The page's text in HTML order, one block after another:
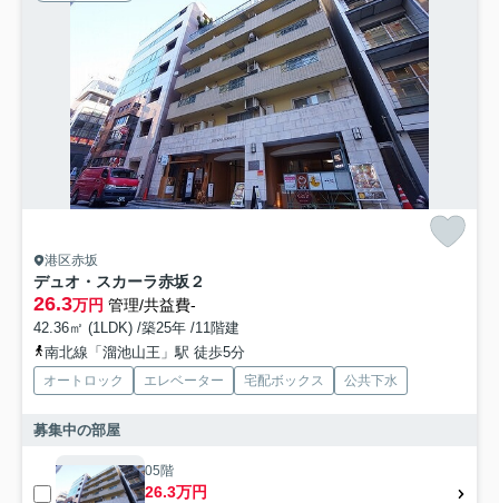
港区赤坂
デュオ・スカーラ赤坂２
26.3万円 管理/共益費-
42.36㎡ (1LDK) /築25年 /11階建
南北線「溜池山王」駅 徒歩5分
オートロック エレベーター 宅配ボックス 公共下水
募集中の部屋
05階
26.3万円